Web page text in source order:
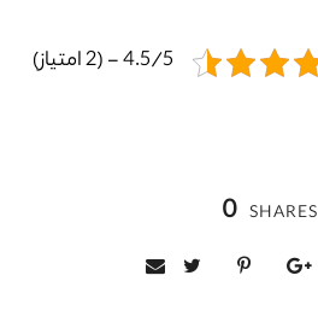
4.5/5 - (2 امتیاز)
0 SHARES